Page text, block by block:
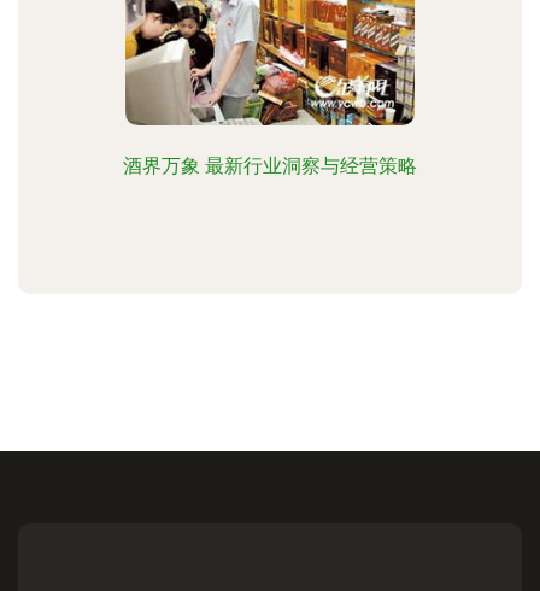
酒界万象 最新行业洞察与经营策略